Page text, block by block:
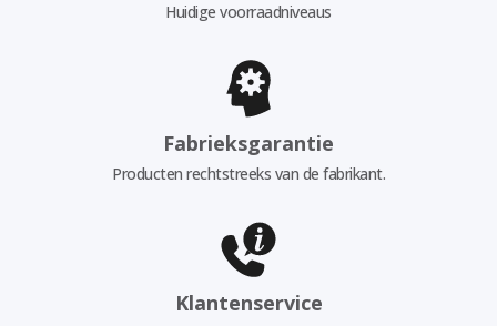
Huidige voorraadniveaus
Fabrieksgarantie
Producten rechtstreeks van de fabrikant.
Klantenservice